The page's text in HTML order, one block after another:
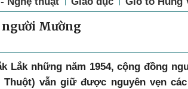
Mường
Lắk những năm 1954, cộng đồng
Thuột) vẫn giữ được nguyên vẹn